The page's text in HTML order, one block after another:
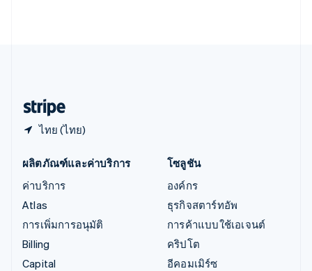
ไทย (ไทย)
ผลิตภัณฑ์และค่าบริการ
ค่าบริการ
Atlas
การเพิ่มการอนุมัติ
Billing
Capital
โซลูชัน
องค์กร
ธุรกิจสตาร์ทอัพ
การค้าแบบใช้เอเจนต์
คริปโต
อีคอมเมิร์ซ